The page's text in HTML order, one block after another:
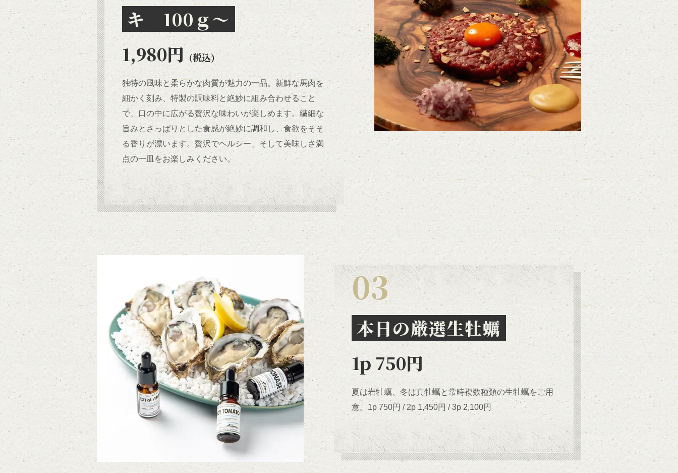
キ 100ｇ～
1,980円 (税込)
独特の風味と柔らかな肉質が魅力の一品。新鮮な馬肉を
細かく刻み、特製の調味料と絶妙に組み合わせること
で、口の中に広がる贅沢な味わいが楽しめます。繊細な
旨みとさっぱりとした食感が絶妙に調和し、食欲をそそ
る香りが漂います。贅沢でヘルシー、そして美味しさ満
点の一皿をお楽しみください。
本日の厳選生牡蠣
1p 750円
夏は岩牡蠣、冬は真牡蠣と常時複数種類の生牡蠣をご用
意。1p 750円 / 2p 1,450円 / 3p 2,100円